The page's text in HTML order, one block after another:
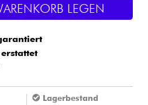
LEGEN
erstattet
Lagerbestand